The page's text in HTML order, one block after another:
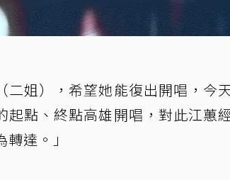
（二姐），希望她能復出開唱，今
點、終點高雄開唱，對此江蕙
達。」